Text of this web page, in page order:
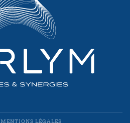
MENTIONS LÉGALES